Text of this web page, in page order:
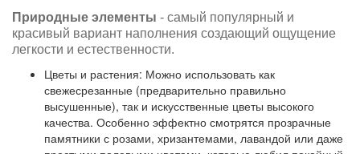
Природные элементы - самый популярный и
красивый вариант наполнения создающий ощущение
легкости и естественности.
Цветы и растения: Можно использовать как
свежесрезанные (предварительно правильно
высушенные), так и искусственные цветы высокого
качества. Особенно эффектно смотрятся прозрачные
памятники с розами, хризантемами, лавандой или даже